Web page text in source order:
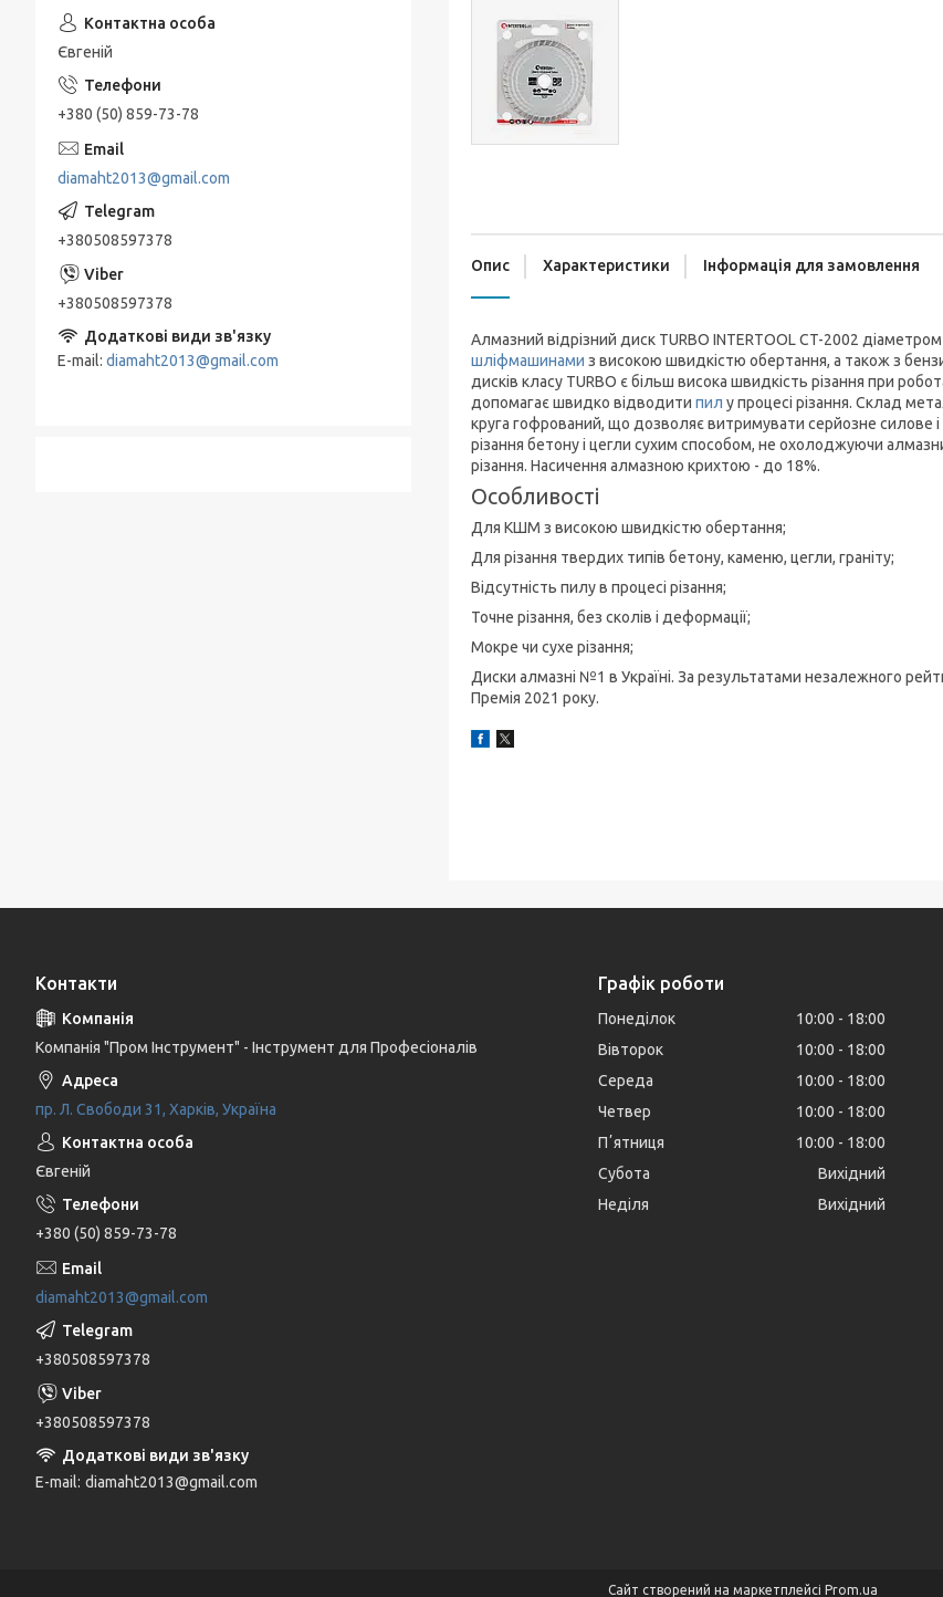
Опис Характеристики Інформація для замовлення
Алмазний відрізний диск TURBO INTERTOOL CT-2002
шліфмашинами з високою швидкістю обертання, а також з
дисків класу TURBO є більш висока швидкість різання при
допомагає швидко відводити пил у процесі різання. Склад
круга гофрований, що дозволяє витримувати серйозне силове
різання бетону і цегли сухим способом, не охолоджуючи
різання. Насичення алмазною крихтою - до 18%.
Особливості
Для КШМ з високою швидкістю обертання;
Для різання твердих типів бетону, каменю, цегли, граніту;
Відсутність пилу в процесі різання;
Точне різання, без сколів і деформації;
Мокре чи сухе різання;
Диски алмазні №1 в Україні. За результатами незалежного
Премія 2021 року.
Євгеній
+380 (50) 859-73-78
diamaht2013@gmail.com
+380508597378
+380508597378
E-mail diamaht2013@gmail.com
Контакти
Компанія "Пром Інструмент" - Інструмент для Професіоналів
пр. Л. Свободи 31, Харків, Україна
Євгеній
+380 (50) 859-73-78
diamaht2013@gmail.com
+380508597378
+380508597378
E-mail diamaht2013@gmail.com
Графік роботи
Понеділок 10:00
18:00
Вівторок
10:00
18:00
Середа
10:00
18:00
Четвер
10:00
18:00
Пʼятниця
10:00
18:00
Субота
Вихідний
Неділя
Вихідний
Сайт створений на маркетплейсі Prom.ua